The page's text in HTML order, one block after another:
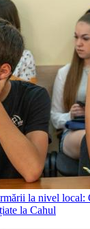
la nivel local:
la Cahul